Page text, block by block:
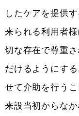
したケアを提供
来られる利用者
切な存在で尊重
だけるようにす
せて介助を行うこ
来設当初からな